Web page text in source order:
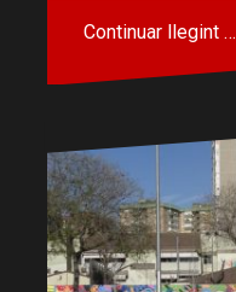
Continuar llegint …